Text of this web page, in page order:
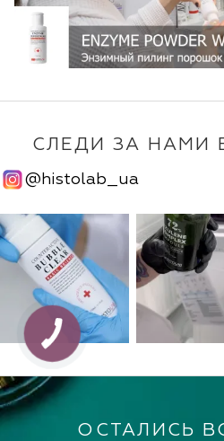
СЛЕДИ ЗА НАМИ
@histolab_ua
ОСТАЛИСЬ